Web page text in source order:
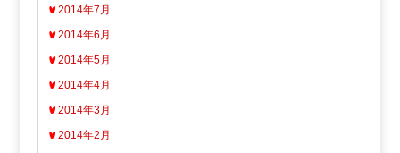
2014年7月
2014年6月
2014年5月
2014年4月
2014年3月
2014年2月